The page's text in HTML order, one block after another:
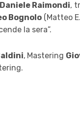
Daniele Raimondi,
Bognolo (Matteo
la sera”.
, Mastering